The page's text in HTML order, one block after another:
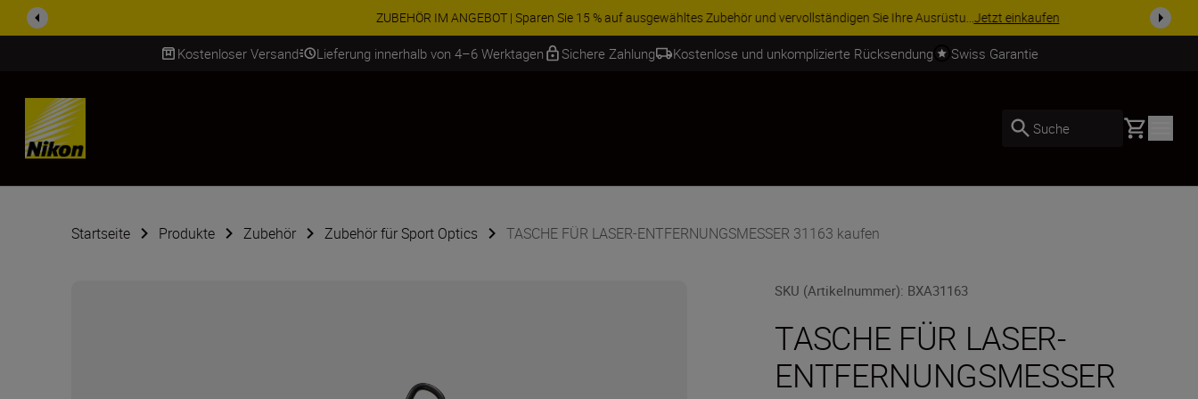
ZUBEHÖR IM ANGEBOT | Sparen Sie 15 % auf ausgewähltes Zubehör und vervollständigen Sie Ihre Ausrüstu...Jetzt einkaufen
Kostenloser Versand Lieferung innerhalb von 4–6 Werktagen Sichere Zahlung Kostenlose und unkomplizierte Rücksendung Swiss Garantie
SKIP
Suche Basket
Startseite Produkte Zubehör Zubehör für Sport Optics TASCHE FÜR LASER-ENTFERNUNGSMESSER 31163 kaufen
SKU (Artikelnummer): BXA31163
TASCHE FÜR LASER-
ENTFERNUNGSMESSER